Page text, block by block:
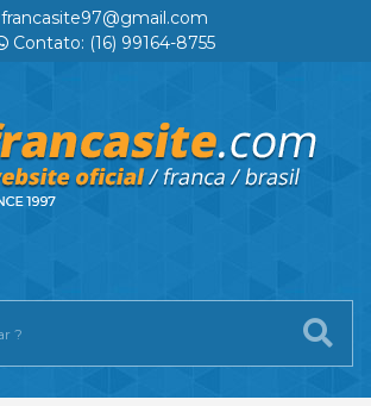
francasite97@gmail.com
Contato: (16) 99164-8755